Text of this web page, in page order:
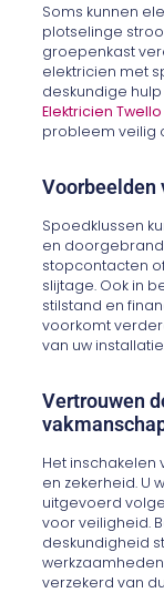
Soms kunnen
plotselinge
groepenkast
elektricien met
deskundige
Elektricien
probleem veilig
Voorbeelden
Spoedklussen
en
stopcontacten
slijtage. Ook in
stilstand en
voorkomt
van uw
Vertrouwen
Het inschakelen
en zekerheid. U
uitgevoerd
voor veiligheid.
deskundigheid
verzekerd van